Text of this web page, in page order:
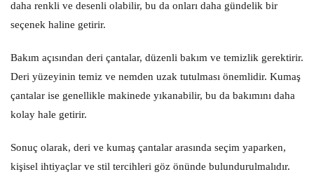
daha renkli ve desenli olabilir, bu da onları daha gündelik bir
seçenek haline getirir.
Bakım açısından deri çantalar, düzenli bakım ve temizlik gerektirir.
Deri yüzeyinin temiz ve nemden uzak tutulması önemlidir. Kumaş
çantalar ise genellikle makinede yıkanabilir, bu da bakımını daha
kolay hale getirir.
Sonuç olarak, deri ve kumaş çantalar arasında seçim yaparken,
kişisel ihtiyaçlar ve stil tercihleri göz önünde bulundurulmalıdır.